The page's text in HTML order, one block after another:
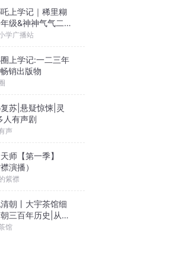
上学记｜稀里糊
级&神神气气二年
学广播站
上学记:一二三年
销出版物
苏|悬疑惊悚|灵
人有声剧
声
师【第一季】
襟演播）
紫襟
朝丨大宇茶馆细
三百年历史|从努
到末代皇帝溥仪|
馆